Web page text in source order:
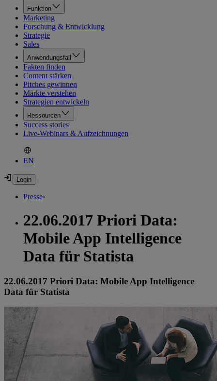
Funktion
Marketing
Forschung & Entwicklung
Strategie
Sales
Anwendungsfall
Fakten finden
Content stärken
Pitches gewinnen
Märkte verstehen
Strategien entwickeln
Ressourcen
Success stories
Live-Webinars & Aufzeichnungen
EN
Presse›
22.06.2017 Priori Data:
Mobile App Intelligence
Data für Statista
22.06.2017 Priori Data: Mobile App Intelligence
Data für Statista